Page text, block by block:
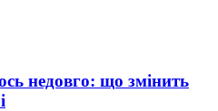
недовго: що змінить